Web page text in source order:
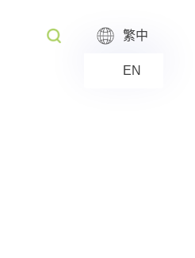
繁中
EN